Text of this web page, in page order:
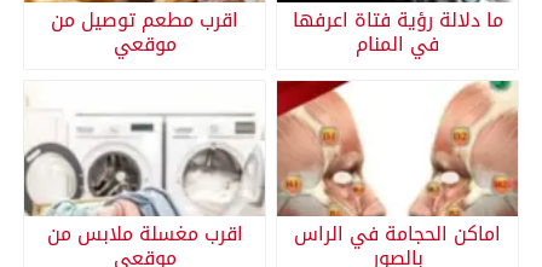
ما دلالة رؤية فتاة اعرفها
في المنام
اقرب مطعم توصيل من
موقعي
اماكن الحجامة في الراس
بالصور
اقرب مغسلة ملابس من
موقعي